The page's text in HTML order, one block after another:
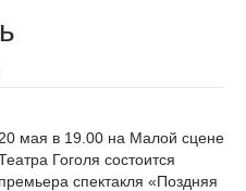
20 мая в 19.00 на Малой сцене
Гоголя состоится
премьера спектакля «Поздняя